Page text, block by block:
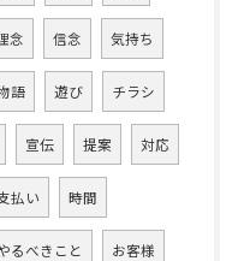
念 信念 気持ち
語 遊び チラシ
宣伝 提案 対応
払い 時間
るべきこと お客様